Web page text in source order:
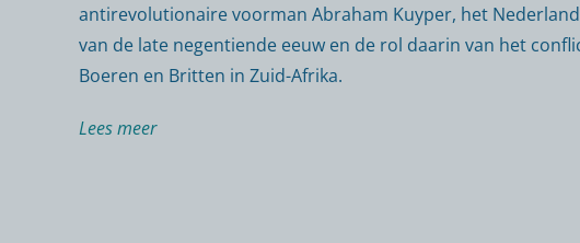
antirevolutionaire voorman Abraham Kuyper, het
van de late negentiende eeuw en de rol daarin van het
Boeren en Britten in Zuid-Afrika.
Lees meer